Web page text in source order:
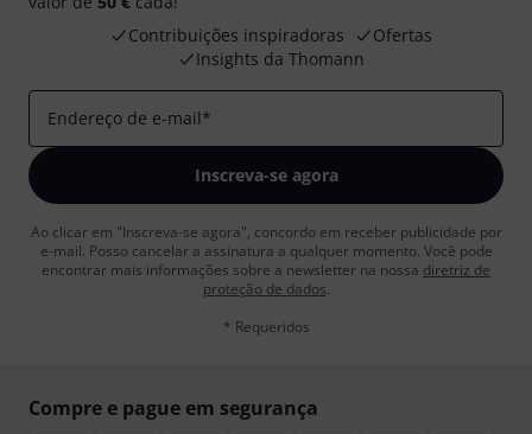
Contribuições inspiradoras
Ofertas
Insights da Thomann
Endereço de e-mail*
Inscreva-se agora
Ao clicar em "Inscreva-se agora", concordo em receber publicidade por
e-mail. Posso cancelar a assinatura a qualquer momento. Você pode
encontrar mais informações sobre a newsletter na nossa diretriz de
proteção de dados.
* Requeridos
Compre e pague em segurança